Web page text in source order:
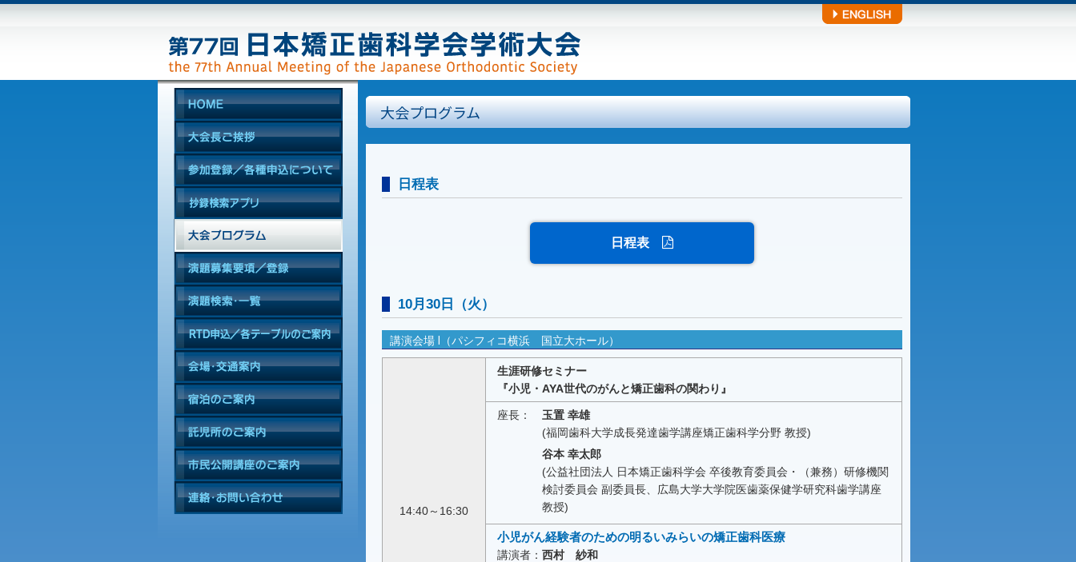
大会プログラム
日程表
日程表
10月30日（火）
講演会場 Ⅰ（パシフィコ横浜 国立大ホール）
14:40～16:30
生涯研修セミナー
『小児・AYA世代のがんと矯正歯科の関わり』
座長：
玉置 幸雄
(福岡歯科大学成長発達歯学講座矯正歯科学分野 教授)
谷本 幸太郎
(公益社団法人 日本矯正歯科学会 卒後教育委員会・（兼務）研修機関
検討委員会 副委員長、広島大学大学院医歯薬保健学研究科歯学講座
教授)
小児がん経験者のための明るいみらいの矯正歯科医療
講演者： 西村 紗和